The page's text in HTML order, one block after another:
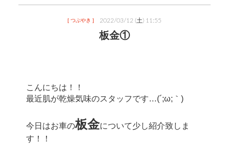
[ つぶやき ] 2022/03/12 (土) 11:55
板金①
こんにちは！！
最近肌が乾燥気味のスタッフです…(´;ω;｀)
今日はお車の板金について少し紹介致しま
す！！